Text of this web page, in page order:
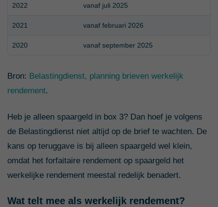
2022 vanaf juli 2025
2021 vanaf februari 2026
2020 vanaf september 2025
Bron: Belastingdienst, planning brieven werkelijk
rendement.
Heb je alleen spaargeld in box 3? Dan hoef je volgens
de Belastingdienst niet altijd op de brief te wachten. De
kans op teruggave is bij alleen spaargeld wel klein,
omdat het forfaitaire rendement op spaargeld het
werkelijke rendement meestal redelijk benadert.
Wat telt mee als werkelijk rendement?